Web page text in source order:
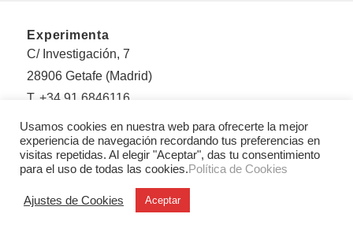
Experimenta
C/ Investigación, 7
28906 Getafe (Madrid)
T. +34 91 6846116
Legales
Aviso legal
Condiciones Generales de Uso y Venta
Politica de privacidad
Usamos cookies en nuestra web para ofrecerte la mejor
experiencia de navegación recordando tus preferencias en
visitas repetidas. Al elegir "Aceptar", das tu consentimiento
para el uso de todas las cookies.Política de Cookies
Ajustes de Cookies Aceptar